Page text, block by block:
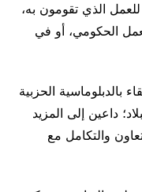
الذي تقومون به،
الحكومي، أو في
بالدبلوماسية الحزبية
داعين إلى المزيد
والتكامل مع